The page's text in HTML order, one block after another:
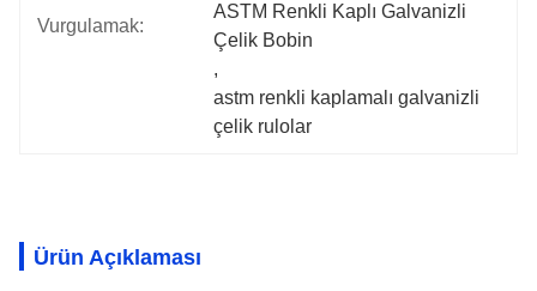
Vurgulamak:
ASTM Renkli Kaplı Galvanizli
Çelik Bobin
,
astm renkli kaplamalı galvanizli
çelik rulolar
Ürün Açıklaması